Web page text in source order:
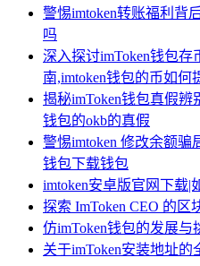
警惕imtoken转账福利背
吗
深入探讨imToken钱包
南,imtoken钱包的币如何
揭秘imToken钱包真假辨
钱包的okb的真假
警惕imtoken 修改余额骗
钱包下载钱包
imtoken安卓版官网下载|
探索 ImToken CEO 的区
仿imToken钱包的发展与
关于imToken安装地址的